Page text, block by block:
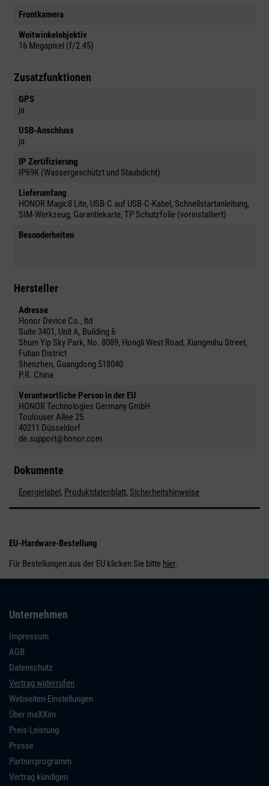
Frontkamera
Weitwinkelobjektiv
16 Megapixel (f/2.45)
Zusatzfunktionen
GPS
ja
USB-Anschluss
ja
IP Zertifizierung
IP69K (Wassergeschützt und Staubdicht)
Lieferumfang
HONOR Magic8 Lite, USB-C auf USB-C-Kabel, Schnellstartanleitung,
SIM-Werkzeug, Garantiekarte, TP Schutzfolie (vorinstalliert)
Besonderheiten
Hersteller
Adresse
Honor Device Co., ltd
Suite 3401, Unit A, Building 6
Shum Yip Sky Park, No. 8089, Hongli West Road, Xiangmihu Street,
Futian District
Shenzhen, Guangdong 518040
P.R. China
Verantwortliche Person in der EU
HONOR Technologies Germany GmbH
Toulouser Allee 25
40211 Düsseldorf
de.support@honor.com
Dokumente
Energielabel, Produktdatenblatt, Sicherheitshinweise
EU-Hardware-Bestellung
Für Bestellungen aus der EU klicken Sie bitte hier.
Unternehmen
Impressum
AGB
Datenschutz
Vertrag widerrufen
Webseiten-Einstellungen
Über maXXim
Preis-Leistung
Presse
Partnerprogramm
Vertrag kündigen